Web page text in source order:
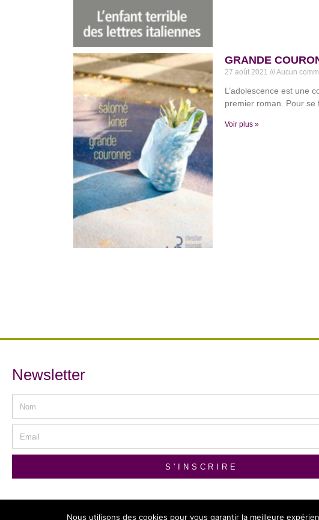
GRANDE
27 août 2021 Aucun
L’adolescence est une
premier roman. Pour se
Voir plus »
Newsletter
S'INSCRIRE
Nous utilisons des cookies pour vous garantir la meilleure